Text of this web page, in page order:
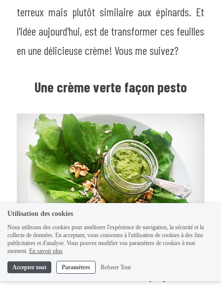
terreux mais plutôt similaire aux épinards. Et
l'idée aujourd'hui, est de transformer ces feuilles
en une délicieuse crème! Vous me suivez?
Une crème verte façon pesto
Crème de vert de betteraves façon pesto
Utilisation des cookies
Nous utilisons des cookies pour améliorer l'expérience de navigation, la sécurité et la
collecte de données. En acceptant, vous consentez à l'utilisation de cookies à des fins
publicitaires et d'analyse. Vous pouvez modifier vos paramètres de cookies à tout
moment. En savoir plus
Accepter tout Paramètres Refuser Tout